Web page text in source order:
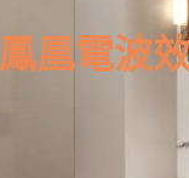
鳳凰電波